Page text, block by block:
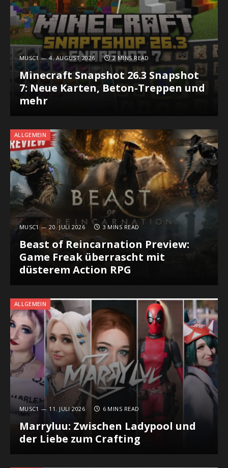
MUSC1 4. AUGUST 2026 2 MINS READ
Minecraft Snapshot 26.3 Snapshot
7: Neue Karten, Beton-Treppen und
mehr
ALLGEMEIN
MUSC1 20. JULI 2026 3 MINS READ
Beast of Reincarnation Preview:
Game Freak überrascht mit
düsterem Action RPG
ALLGEMEIN
MUSC1 11. JULI 2026 6 MINS READ
Marryluu: Zwischen Ladypool und
der Liebe zum Crafting